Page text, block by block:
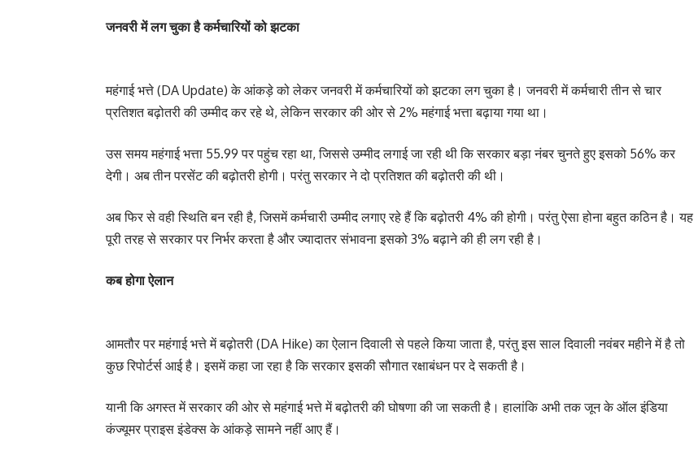
जनवरी में लग चुका है कर्मचारियों को झटका
महंगाई भत्ते (DA Update) के आंकड़े को लेकर जनवरी में कर्मचारियों को झटका लग चुका है। जनवरी में कर्मचारी तीन से चार
प्रतिशत बढ़ोतरी की उम्मीद कर रहे थे, लेकिन सरकार की ओर से 2% महंगाई भत्ता बढ़ाया गया था।
उस समय महंगाई भत्ता 55.99 पर पहुंच रहा था, जिससे उम्मीद लगाई जा रही थी कि सरकार बड़ा नंबर चुनते हुए इसको 56% कर
देगी। अब तीन परसेंट की बढ़ोतरी होगी। परंतु सरकार ने दो प्रतिशत की बढ़ोतरी की थी।
अब फिर से वही स्थिति बन रही है, जिसमें कर्मचारी उम्मीद लगाए रहे हैं कि बढ़ोतरी 4% की होगी। परंतु ऐसा होना बहुत कठिन है। यह
पूरी तरह से सरकार पर निर्भर करता है और ज्यादातर संभावना इसको 3% बढ़ाने की ही लग रही है।
कब होगा ऐलान
आमतौर पर महंगाई भत्ते में बढ़ोतरी (DA Hike) का ऐलान दिवाली से पहले किया जाता है, परंतु इस साल दिवाली नवंबर महीने में है तो
कुछ रिपोर्टर्स आई है। इसमें कहा जा रहा है कि सरकार इसकी सौगात रक्षाबंधन पर दे सकती है।
यानी कि अगस्त में सरकार की ओर से महंगाई भत्ते में बढ़ोतरी की घोषणा की जा सकती है। हालांकि अभी तक जून के ऑल इंडिया
कंज्यूमर प्राइस इंडेक्स के आंकड़े सामने नहीं आए हैं।